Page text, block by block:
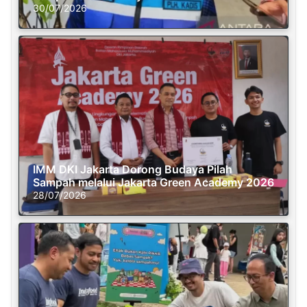
30/07/2026
IMM DKI Jakarta Dorong Budaya Pilah
Sampah melalui Jakarta Green Academy 2026
28/07/2026